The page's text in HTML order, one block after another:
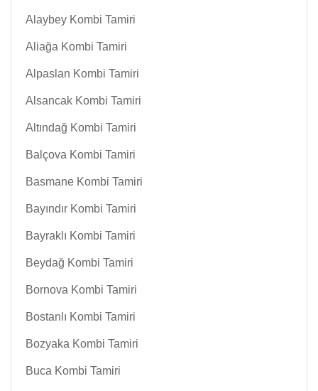
Alaybey Kombi Tamiri
Aliağa Kombi Tamiri
Alpaslan Kombi Tamiri
Alsancak Kombi Tamiri
Altındağ Kombi Tamiri
Balçova Kombi Tamiri
Basmane Kombi Tamiri
Bayındır Kombi Tamiri
Bayraklı Kombi Tamiri
Beydağ Kombi Tamiri
Bornova Kombi Tamiri
Bostanlı Kombi Tamiri
Bozyaka Kombi Tamiri
Buca Kombi Tamiri